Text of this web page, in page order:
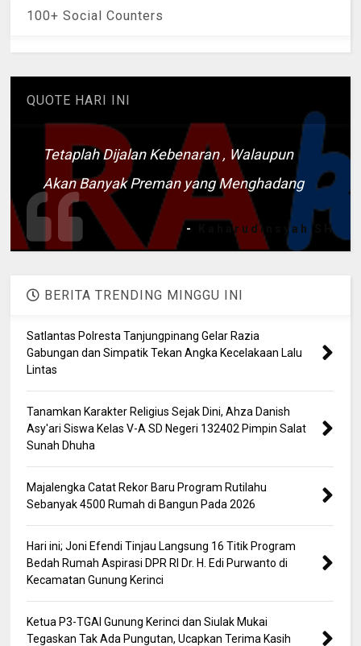
100+ Social Counters
QUOTE HARI INI
Tetaplah Dijalan Kebenaran , Walaupun
Akan Banyak Preman yang Menghadang
- Kaharudinsyah SH
BERITA TRENDING MINGGU INI
Satlantas Polresta Tanjungpinang Gelar Razia
Gabungan dan Simpatik Tekan Angka Kecelakaan Lalu
Lintas
Tanamkan Karakter Religius Sejak Dini, Ahza Danish
Asy'ari Siswa Kelas V-A SD Negeri 132402 Pimpin Salat
Sunah Dhuha
Majalengka Catat Rekor Baru Program Rutilahu
Sebanyak 4500 Rumah di Bangun Pada 2026
Hari ini; Joni Efendi Tinjau Langsung 16 Titik Program
Bedah Rumah Aspirasi DPR RI Dr. H. Edi Purwanto di
Kecamatan Gunung Kerinci
Ketua P3-TGAI Gunung Kerinci dan Siulak Mukai
Tegaskan Tak Ada Pungutan, Ucapkan Terima Kasih